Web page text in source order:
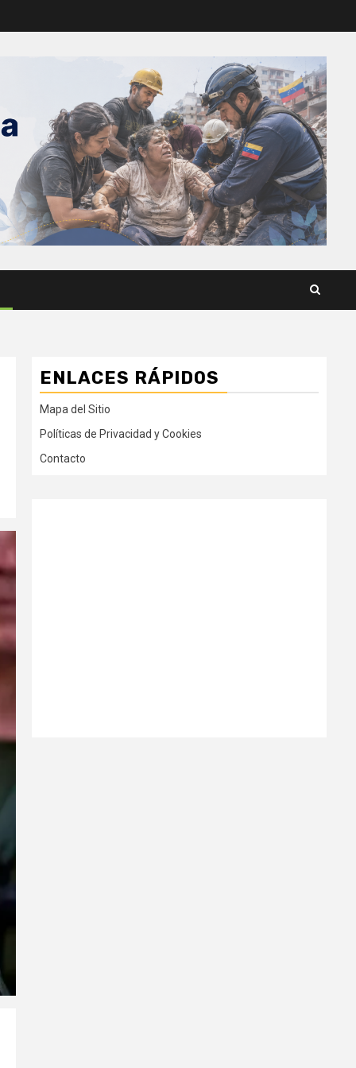
ENLACES RÁPIDOS
Mapa del Sitio
Políticas de Privacidad y Cookies
Contacto